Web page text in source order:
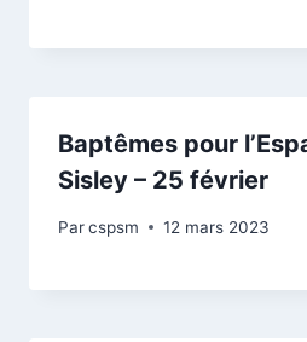
Baptêmes pour
Sisley – 25 février
Parcspsm 12 mars 2023